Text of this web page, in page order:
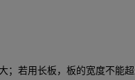
若用长板，板的宽度不能